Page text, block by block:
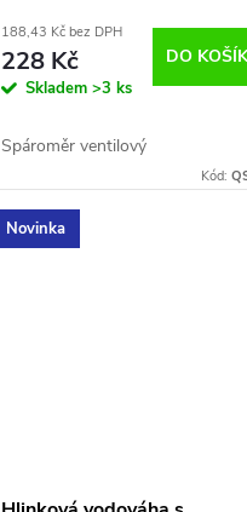
188,43 Kč bez DPH
228 Kč
Skladem >3 ks
DO
Spároměr ventilový
Kód:
Novinka